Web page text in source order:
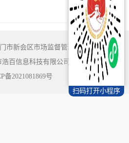
扫码打开小程序
市新会区市场监督管理局
百信息科技有限公司
2022
备2021081869号